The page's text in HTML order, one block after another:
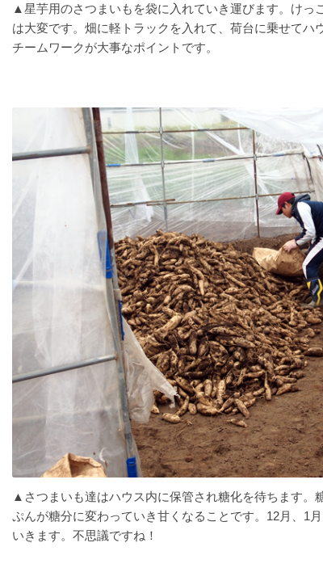
▲星芋用のさつまいもを袋に入れていき運びます。けっ
は大変です。畑に軽トラックを入れて、荷台に乗せてハ
チームワークが大事なポイントです。
▲さつまいも達はハウス内に保管され糖化を待ちます。
ぷんが糖分に変わっていき甘くなることです。12月、1
いきます。不思議ですね！